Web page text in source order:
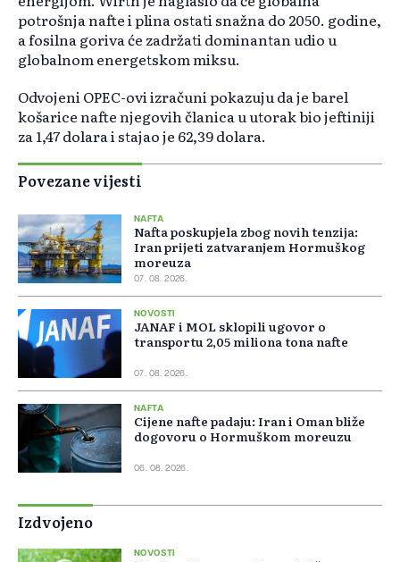
potrošnja nafte i plina ostati snažna do 2050. godine,
a fosilna goriva će zadržati dominantan udio u
globalnom energetskom miksu.
Odvojeni OPEC-ovi izračuni pokazuju da je barel
košarice nafte njegovih članica u utorak bio jeftiniji
za 1,47 dolara i stajao je 62,39 dolara.
Povezane vijesti
NAFTA
Nafta poskupjela zbog novih tenzija:
Iran prijeti zatvaranjem Hormuškog
moreuza
07. 08. 2026.
NOVOSTI
JANAF i MOL sklopili ugovor o
transportu 2,05 miliona tona nafte
07. 08. 2026.
NAFTA
Cijene nafte padaju: Iran i Oman bliže
dogovoru o Hormuškom moreuzu
06. 08. 2026.
Izdvojeno
NOVOSTI